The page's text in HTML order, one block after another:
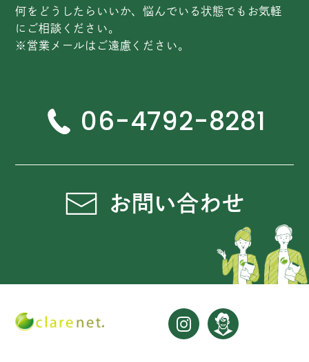
何をどうしたらいいか、悩んでいる状態でもお気軽
にご相談ください。
※営業メールはご遠慮ください。
06-4792-8281
お問い合わせ